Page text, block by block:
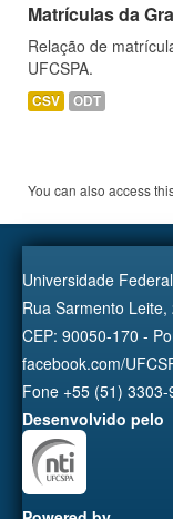
Matrículas da
Relação de
UFCSPA.
CSV ODT
You can also access
Universidade
Rua Sarmento
CEP: 90050-170 -
facebook.com/
Fone +55 (51) 3303-
Desenvolvido pelo